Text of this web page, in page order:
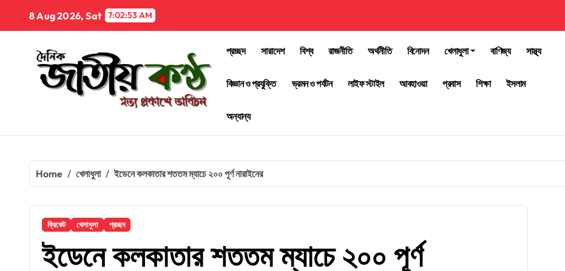
content
8 Aug 2026, Sat 7:02:54 AM
প্রচ্ছদ সারাদেশ বিশ্ব রাজনীতি অর্থনীতি বিনোদন খেলাধুলা বাণিজ্য সাস্থ্য
বিজ্ঞান ও প্রযুক্তি ভ্রমন ও পর্যটন লাইফ স্টাইল আবহাওয়া প্রবাস শিক্ষা ইসলাম
অন্যান্য
Home খেলাধুলা ইডেনে কলকাতার শততম ম্যাচে ২০০ পূর্ণ নারাইনের
ক্রিকেট খেলাধুলা প্রচ্ছদ
ইডেনে কলকাতার শততম ম্যাচে ২০০ পূর্ণ